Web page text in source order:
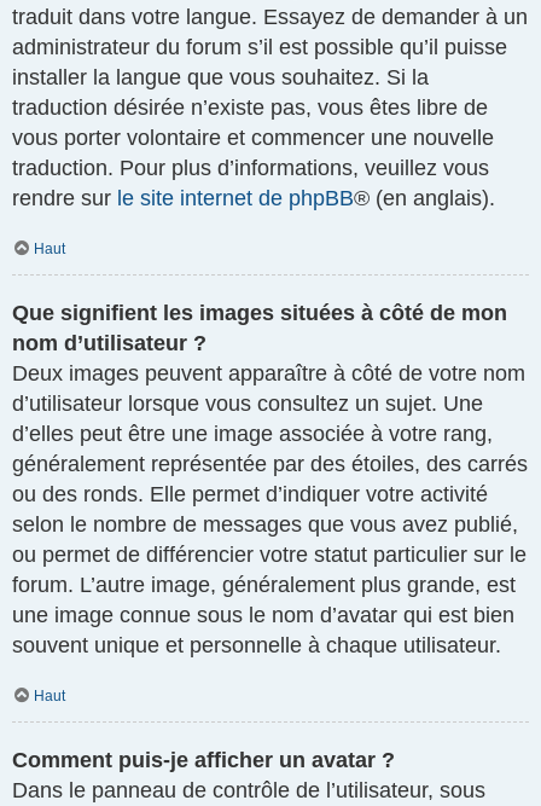
traduit dans votre langue. Essayez de demander à un
administrateur du forum s’il est possible qu’il puisse
installer la langue que vous souhaitez. Si la
traduction désirée n’existe pas, vous êtes libre de
vous porter volontaire et commencer une nouvelle
traduction. Pour plus d’informations, veuillez vous
rendre sur le site internet de phpBB® (en anglais).
Haut
Que signifient les images situées à côté de mon
nom d’utilisateur ?
Deux images peuvent apparaître à côté de votre nom
d’utilisateur lorsque vous consultez un sujet. Une
d’elles peut être une image associée à votre rang,
généralement représentée par des étoiles, des carrés
ou des ronds. Elle permet d’indiquer votre activité
selon le nombre de messages que vous avez publié,
ou permet de différencier votre statut particulier sur le
forum. L’autre image, généralement plus grande, est
une image connue sous le nom d’avatar qui est bien
souvent unique et personnelle à chaque utilisateur.
Haut
Comment puis-je afficher un avatar ?
Dans le panneau de contrôle de l’utilisateur, sous